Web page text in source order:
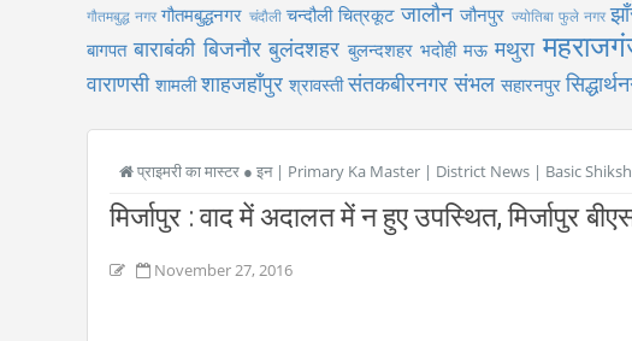
गौतमबुद्ध नगर गौतमबुद्धनगर चंदौली चन्दौली चित्रकूट जालौन जौनपुर ज्योतिबा फुले नगर
बागपत बाराबंकी बिजनौर बुलंदशहर बुलन्दशहर भदोही मऊ मथुरा
वाराणसी शामली शाहजहाँपुर श्रावस्ती संतकबीरनगर संभल सहारनपुर
प्राइमरी का मास्टर ● इन | Primary Ka Master | District News | Basic
मिर्जापुर : वाद में अदालत में न हुए उपस्थित, मिर्जापुर
November 27, 2016